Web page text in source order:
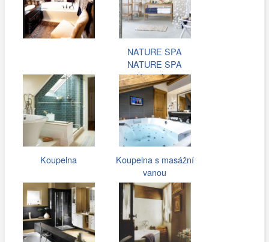
NATURE SPA
NATURE SPA
Koupelna
Koupelna
Koupelna s masážní
vanou